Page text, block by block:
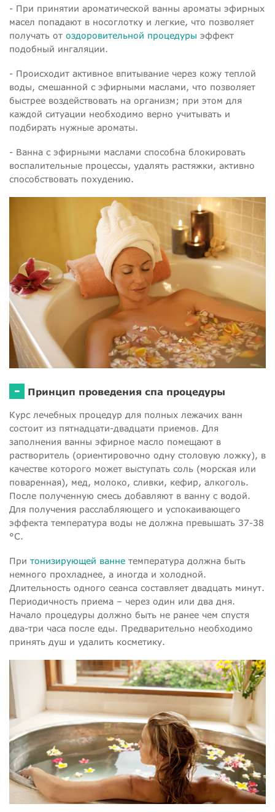
- При принятии ароматической ванны ароматы эфирных
масел попадают в носоглотку и легкие, что позволяет
получать от оздоровительной процедуры эффект
подобный ингаляции.
- Происходит активное впитывание через кожу теплой
воды, смешанной с эфирными маслами, что позволяет
быстрее воздействовать на организм; при этом для
каждой ситуации необходимо верно учитывать и
подбирать нужные ароматы.
- Ванна с эфирными маслами способна блокировать
воспалительные процессы, удалять растяжки, активно
способствовать похудению.
- Принцип проведения спа процедуры
Курс лечебных процедур для полных лежачих ванн
состоит из пятнадцати-двадцати приемов. Для
заполнения ванны эфирное масло помещают в
растворитель (ориентировочно одну столовую ложку), в
качестве которого может выступать соль (морская или
поваренная), мед, молоко, сливки, кефир, алкоголь.
После полученную смесь добавляют в ванну с водой.
Для получения расслабляющего и успокаивающего
эффекта температура воды не должна превышать 37-38
°С.
При тонизирующей ванне температура должна быть
немного прохладнее, а иногда и холодной.
Длительность одного сеанса составляет двадцать минут.
Периодичность приема – через один или два дня.
Начало процедуры должно быть не ранее чем спустя
два-три часа после еды. Предварительно необходимо
принять душ и удалить косметику.